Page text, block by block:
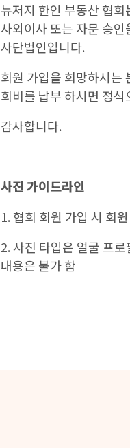
뉴저지 한인 부동산 협
사외이사 또는 자문 승
사단법인입니다.
회원 가입을 희망하시는
회비를 납부 하시면 정
감사합니다.
사진 가이드라인
1. 협회 회원 가입 시 회
2. 사진 타입은 얼굴 프
내용은 불가 함